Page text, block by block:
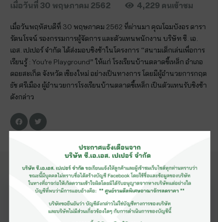
เมื่อวันที่ 30 พฤษภาคม 2562 4,229 คนเข้าชม
เมื่อวันพฤหัสบดีที่ 30 พฤษภาคม 2562 ที่ผ่านมา คุณโฉมบังอร ดารา
รัตนโรจน์ รองกรรมการผู้จัดการ และตัวแทนพนักงาน บริษัท ซี. เอ.
เอส. เปเปอร์ จำกัด ได้ส่งมอบชิงช้าในโครงการ “สนามเด็กเล่นเพื่อการ
เรียนรู้ : You’re Playground” ให้แก่ โรงเรียนบ้านตลาดขี้เหล็ก อำเภอ
ดอยสะเก็ด จังหวัด เชียงใหม่ อย่างเป็นทางการ โดยมีผู้อำนวยการกฤต
ธัช ศรีเมือง ผู้อำนวยการโรงเรียนบ้านตลาดขี้เหล็ก เป็นตัวแทนรับชิงช้า
ดังกล่าว
ข่าวสารแนะนำ ดูเพิ่มเติม